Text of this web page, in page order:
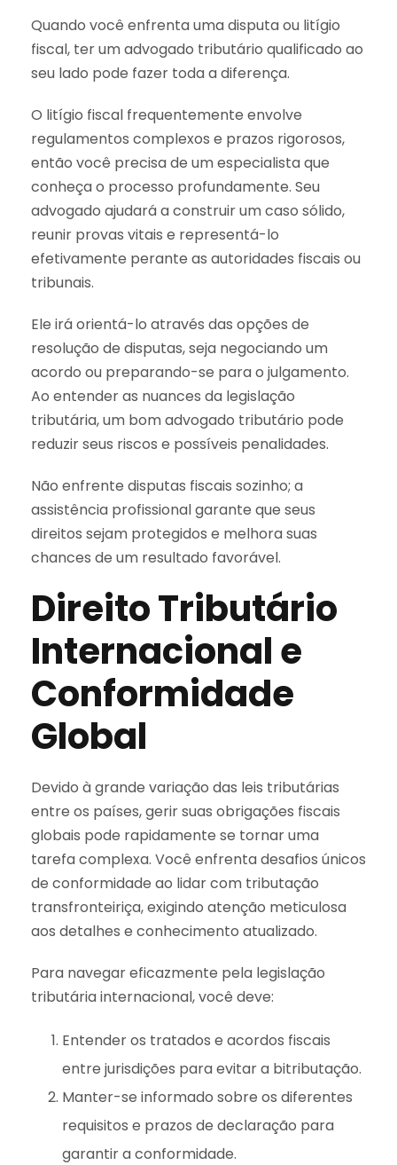
Quando você enfrenta uma disputa ou litígio
fiscal, ter um advogado tributário qualificado ao
seu lado pode fazer toda a diferença.
O litígio fiscal frequentemente envolve
regulamentos complexos e prazos rigorosos,
então você precisa de um especialista que
conheça o processo profundamente. Seu
advogado ajudará a construir um caso sólido,
reunir provas vitais e representá-lo
efetivamente perante as autoridades fiscais ou
tribunais.
Ele irá orientá-lo através das opções de
resolução de disputas, seja negociando um
acordo ou preparando-se para o julgamento.
Ao entender as nuances da legislação
tributária, um bom advogado tributário pode
reduzir seus riscos e possíveis penalidades.
Não enfrente disputas fiscais sozinho; a
assistência profissional garante que seus
direitos sejam protegidos e melhora suas
chances de um resultado favorável.
Direito Tributário
Internacional e
Conformidade
Global
Devido à grande variação das leis tributárias
entre os países, gerir suas obrigações fiscais
globais pode rapidamente se tornar uma
tarefa complexa. Você enfrenta desafios únicos
de conformidade ao lidar com tributação
transfronteiriça, exigindo atenção meticulosa
aos detalhes e conhecimento atualizado.
Para navegar eficazmente pela legislação
tributária internacional, você deve:
Entender os tratados e acordos fiscais
entre jurisdições para evitar a bitributação.
Manter-se informado sobre os diferentes
requisitos e prazos de declaração para
garantir a conformidade.